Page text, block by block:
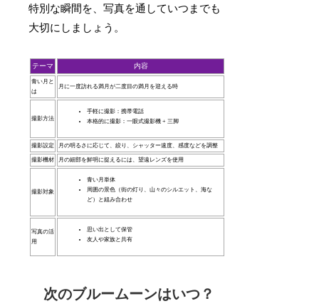
特別な瞬間を、写真を通していつまでも
大切にしましょう。
テーマ 内容
青い月と
は
月に一度訪れる満月が二度目の満月を迎える時
撮影方法
手軽に撮影：携帯電話
本格的に撮影：一眼式撮影機 + 三脚
撮影設定 月の明るさに応じて、絞り、シャッター速度、感度などを調整
撮影機材 月の細部を鮮明に捉えるには、望遠レンズを使用
撮影対象
青い月単体
周囲の景色（街の灯り、山々のシルエット、海な
ど）と組み合わせ
写真の活
用
思い出として保管
友人や家族と共有
次のブルームーンはいつ？